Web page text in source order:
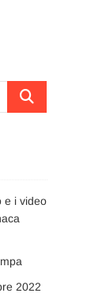
Cerca
e i video
2022